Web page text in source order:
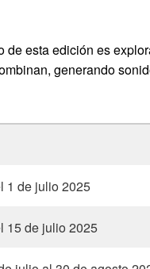
de esta edición es
generando
1 de julio 2025
15 de julio 2025